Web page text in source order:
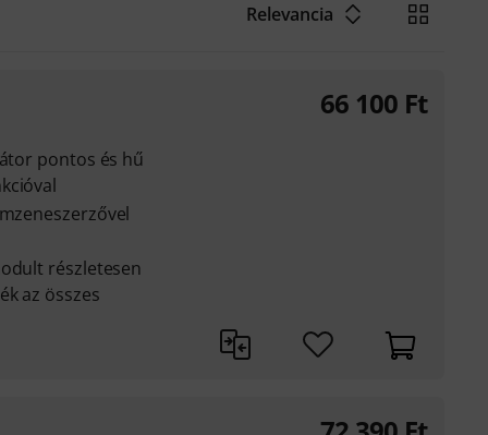
Relevancia
pontos és hű
részletesen
az összes
66 100 Ft